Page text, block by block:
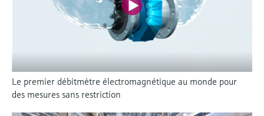
Le premier débitmètre électromagnétique au monde pour
des mesures sans restriction